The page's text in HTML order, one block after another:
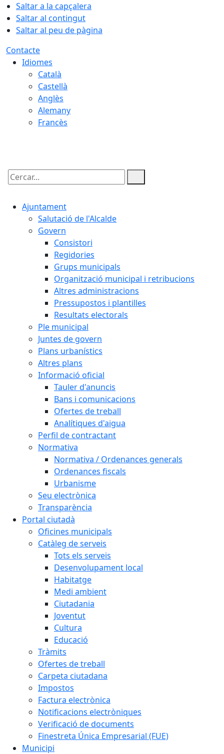
Saltar a la capçalera
Saltar al contingut
Saltar al peu de pàgina
Contacte
Idiomes
Català
Castellà
Anglès
Alemany
Francès
Cercar:
Ajuntament
Salutació de l'Alcalde
Govern
Consistori
Regidories
Grups municipals
Organització municipal i retribucions
Altres administracions
Pressupostos i plantilles
Resultats electorals
Ple municipal
Juntes de govern
Plans urbanístics
Altres plans
Informació oficial
Tauler d'anuncis
Bans i comunicacions
Ofertes de treball
Analítiques d'aigua
Perfil de contractant
Normativa
Normativa / Ordenances generals
Ordenances fiscals
Urbanisme
Seu electrònica
Transparència
Portal ciutadà
Oficines municipals
Catàleg de serveis
Tots els serveis
Desenvolupament local
Habitatge
Medi ambient
Ciutadania
Joventut
Cultura
Educació
Tràmits
Ofertes de treball
Carpeta ciutadana
Impostos
Factura electrònica
Notificacions electròniques
Verificació de documents
Finestreta Única Empresarial (FUE)
Municipi